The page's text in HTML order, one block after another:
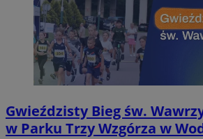
Gwieździsty Bieg św.
w Parku Trzy Wzgórza w